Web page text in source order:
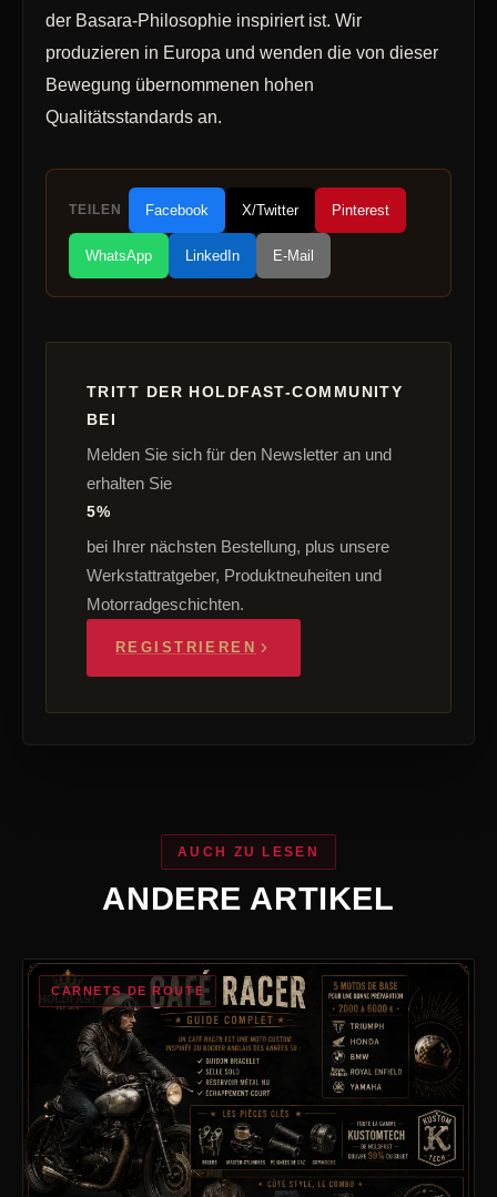
der Basara-Philosophie inspiriert ist. Wir
produzieren in Europa und wenden die von dieser
Bewegung übernommenen hohen
Qualitätsstandards an.
TEILEN Facebook X/Twitter Pinterest
WhatsApp LinkedIn E-Mail
TRITT DER HOLDFAST-COMMUNITY
BEI
Melden Sie sich für den Newsletter an und
erhalten Sie
5%
bei Ihrer nächsten Bestellung, plus unsere
Werkstattratgeber, Produktneuheiten und
Motorradgeschichten.
REGISTRIEREN
AUCH ZU LESEN
ANDERE ARTIKEL
CARNETS DE ROUTE